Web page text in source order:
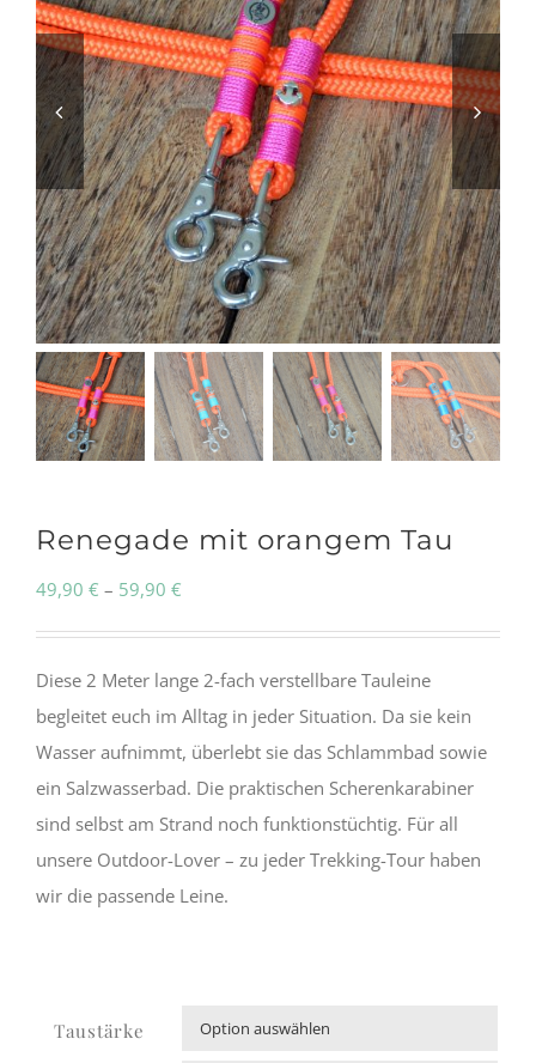
Renegade mit orangem Tau
49,90 € – 59,90 €
59,90 €
Diese 2 Meter lange 2-fach verstellbare Tauleine
begleitet euch im Alltag in jeder Situation. Da sie kein
Wasser aufnimmt, überlebt sie das Schlammbad sowie
ein Salzwasserbad. Die praktischen Scherenkarabiner
sind selbst am Strand noch funktionstüchtig. Für all
unsere Outdoor-Lover – zu jeder Trekking-Tour haben
wir die passende Leine.
Taustärke